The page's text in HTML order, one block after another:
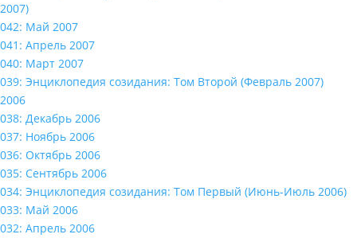
2007)
042: Май 2007
041: Апрель 2007
040: Март 2007
039: Энциклопедия созидания: Том Второй (Февраль 2007)
2006
038: Декабрь 2006
037: Ноябрь 2006
036: Октябрь 2006
035: Сентябрь 2006
034: Энциклопедия созидания: Том Первый (Июнь-Июль 2006)
033: Май 2006
032: Апрель 2006